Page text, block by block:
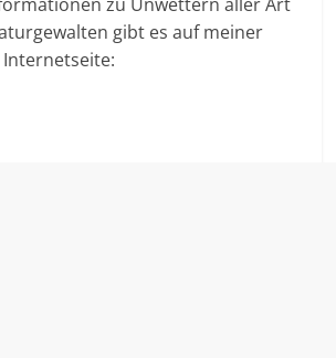
gibt es auf meiner